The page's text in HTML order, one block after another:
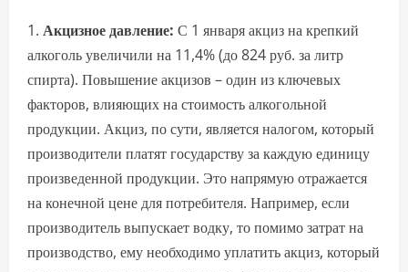
Акцизное давление: С 1 января акциз на крепкий
алкоголь увеличили на 11,4% (до 824 руб. за литр
спирта). Повышение акцизов – один из ключевых
факторов, влияющих на стоимость алкогольной
продукции. Акциз, по сути, является налогом, который
производители платят государству за каждую единицу
произведенной продукции. Это напрямую отражается
на конечной цене для потребителя. Например, если
производитель выпускает водку, то помимо затрат на
производство, ему необходимо уплатить акциз, который